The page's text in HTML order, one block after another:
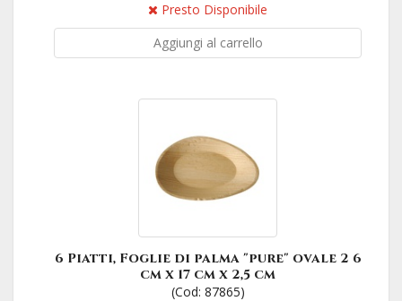
Presto Disponibile
Aggiungi al carrello
6 Piatti, Foglie di palma "pure" ovale 2 6
cm x 17 cm x 2,5 cm
(Cod: 87865)